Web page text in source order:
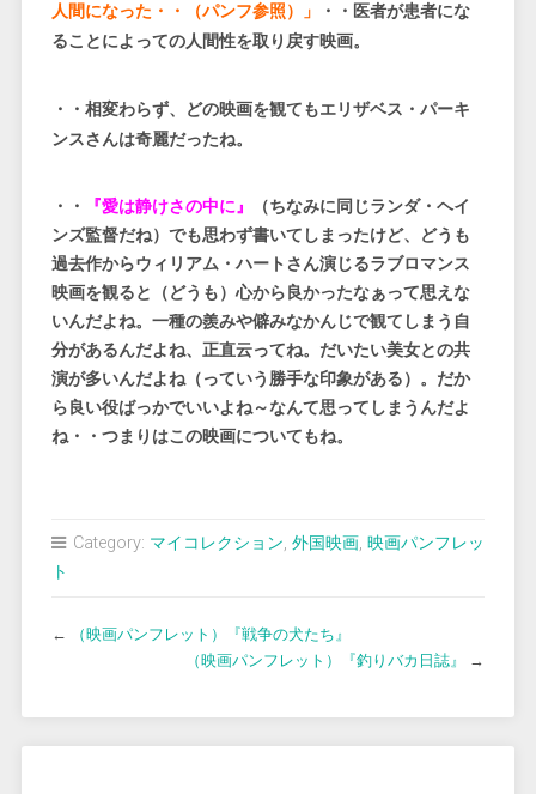
人間になった・・（パンフ参照）」
・・医者が患者にな
ることによっての人間性を取り戻す映画。
・・相変わらず、どの映画を観てもエリザベス・パーキ
ンスさんは奇麗だったね。
・・ 『愛は静けさの中に』
（ちなみに同じランダ・ヘイ
ンズ監督だね）でも思わず書いてしまったけど、どうも
過去作からウィリアム・ハートさん演じるラブロマンス
映画を観ると（どうも）心から良かったなぁって思えな
いんだよね。一種の羨みや僻みなかんじで観てしまう自
分があるんだよね、正直云ってね。だいたい美女との共
演が多いんだよね（っていう勝手な印象がある）。だか
ら良い役ばっかでいいよね～なんて思ってしまうんだよ
ね・・つまりはこの映画についてもね。
Category: マイコレクション, 外国映画, 映画パンフレッ
ト
←
（映画パンフレット）『戦争の犬たち』
（映画パンフレット）『釣りバカ日誌』
→